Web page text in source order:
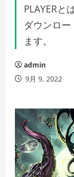
PLAYERと
ダウンロ
ます。
admin
9月 9, 2022